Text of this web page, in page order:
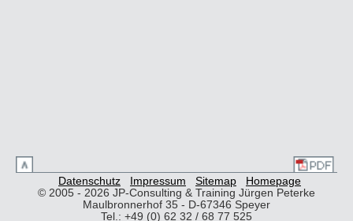
Datenschutz Impressum Sitemap
Homepage
© 2005 - 2026 JP-Consulting & Training Jürgen Peterke
Maulbronnerhof 35 - D-67346 Speyer
Tel.: +49 (0) 62 32 / 68 77 525